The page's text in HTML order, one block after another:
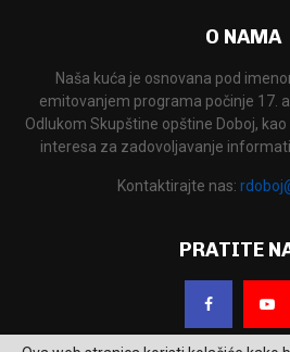
O NAMA
Naša kuća je osnovana pod
emitovanjem programa počinje 17.
Odlukom Skupštine opštine Doboj,
interesa za zadovoljavanje
Kontaktirajte nas:
PRATITE